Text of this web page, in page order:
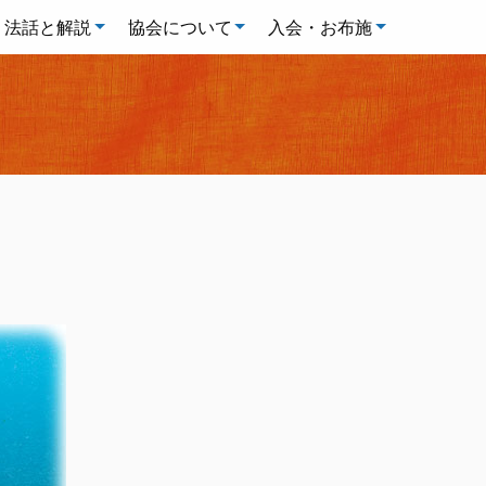
法話と解説 協会について 入会・お布施